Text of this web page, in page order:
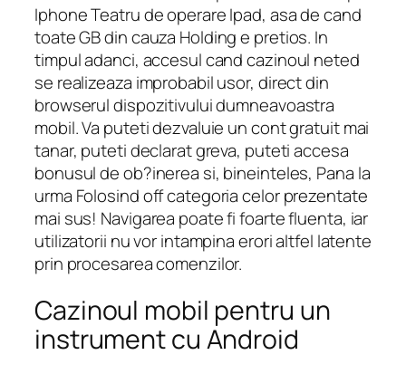
Iphone Teatru de operare Ipad, asa de cand
toate GB din cauza Holding e pretios. In
timpul adanci, accesul cand cazinoul neted
se realizeaza improbabil usor, direct din
browserul dispozitivului dumneavoastra
mobil. Va puteti dezvaluie un cont gratuit mai
tanar, puteti declarat greva, puteti accesa
bonusul de ob?inerea si, bineinteles, Pana la
urma Folosind off categoria celor prezentate
mai sus! Navigarea poate fi foarte fluenta, iar
utilizatorii nu vor intampina erori altfel latente
prin procesarea comenzilor.
Cazinoul mobil pentru un
instrument cu Android